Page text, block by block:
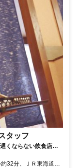
タッフ
くならない飲食店バ
32分、ＪＲ東海道本